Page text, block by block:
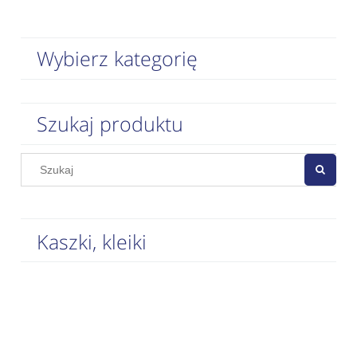
Wybierz kategorię
Szukaj produktu
Kaszki, kleiki